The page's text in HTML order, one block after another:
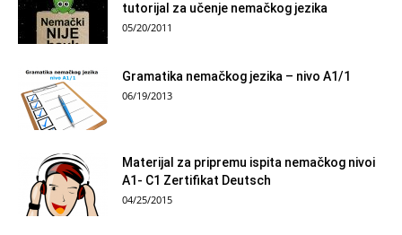
tutorijal za učenje nemačkog jezika
05/20/2011
Gramatika nemačkog jezika – nivo A1/1
06/19/2013
Materijal za pripremu ispita nemačkog nivoi
A1- C1 Zertifikat Deutsch
04/25/2015